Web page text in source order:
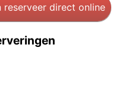
reserveer direct online